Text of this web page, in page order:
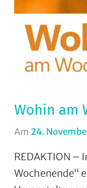
Wohin am
Am 24.
REDAKTION –
Wochenende“